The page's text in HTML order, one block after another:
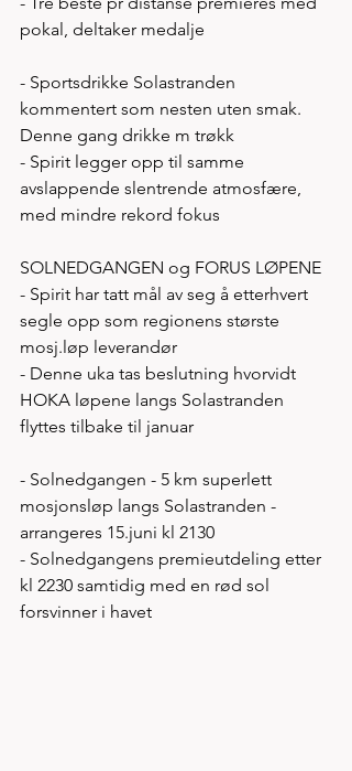
pokal, deltaker medalje
- Sportsdrikke Solastranden
kommentert som nesten uten smak.
Denne gang drikke m trøkk
- Spirit legger opp til samme
avslappende slentrende atmosfære,
med mindre rekord fokus
SOLNEDGANGEN og FORUS LØPENE
- Spirit har tatt mål av seg å etterhvert
segle opp som regionens største
mosj.løp leverandør
- Denne uka tas beslutning hvorvidt
HOKA løpene langs Solastranden
flyttes tilbake til januar
- Solnedgangen - 5 km superlett
mosjonsløp langs Solastranden -
arrangeres 15.juni kl 2130
- Solnedgangens premieutdeling etter
kl 2230 samtidig med en rød sol
forsvinner i havet